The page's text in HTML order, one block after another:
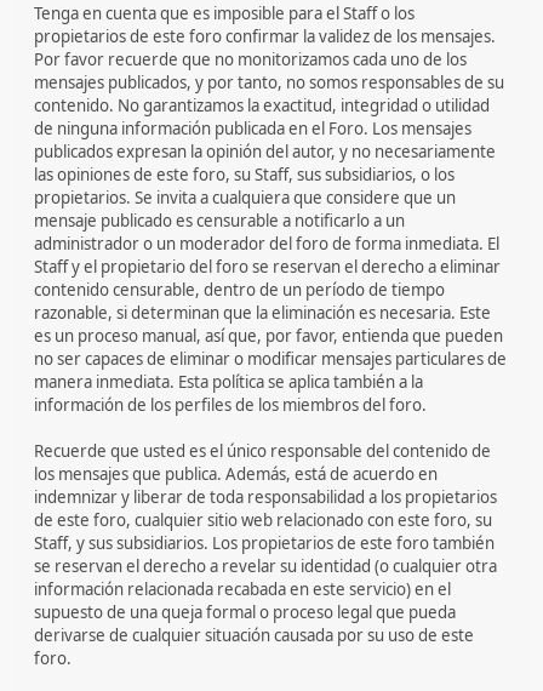
Tenga en cuenta que es imposible para el Staff o los
propietarios de este foro confirmar la validez de los mensajes.
Por favor recuerde que no monitorizamos cada uno de los
mensajes publicados, y por tanto, no somos responsables de su
contenido. No garantizamos la exactitud, integridad o utilidad
de ninguna información publicada en el Foro. Los mensajes
publicados expresan la opinión del autor, y no necesariamente
las opiniones de este foro, su Staff, sus subsidiarios, o los
propietarios. Se invita a cualquiera que considere que un
mensaje publicado es censurable a notificarlo a un
administrador o un moderador del foro de forma inmediata. El
Staff y el propietario del foro se reservan el derecho a eliminar
contenido censurable, dentro de un período de tiempo
razonable, si determinan que la eliminación es necesaria. Este
es un proceso manual, así que, por favor, entienda que pueden
no ser capaces de eliminar o modificar mensajes particulares de
manera inmediata. Esta política se aplica también a la
información de los perfiles de los miembros del foro.
Recuerde que usted es el único responsable del contenido de
los mensajes que publica. Además, está de acuerdo en
indemnizar y liberar de toda responsabilidad a los propietarios
de este foro, cualquier sitio web relacionado con este foro, su
Staff, y sus subsidiarios. Los propietarios de este foro también
se reservan el derecho a revelar su identidad (o cualquier otra
información relacionada recabada en este servicio) en el
supuesto de una queja formal o proceso legal que pueda
derivarse de cualquier situación causada por su uso de este
foro.